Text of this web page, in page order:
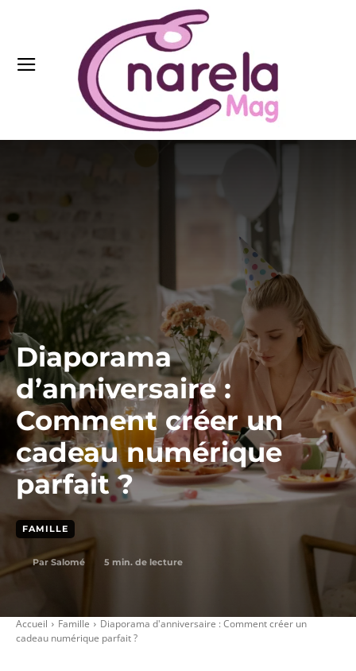
Diaporama
d’anniversaire :
Comment créer un
cadeau numérique
parfait ?
FAMILLE
Par Salomé 5 min. de lecture
Accueil Famille
Diaporama d'anniversaire : Comment créer un
cadeau numérique parfait ?